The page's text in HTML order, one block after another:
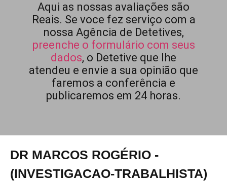
Aqui as nossas avaliações são
Reais. Se voce fez serviço com a
nossa Agência de Detetives,
preenche o formulário com seus
dados, o Detetive que lhe
atendeu e envie a sua opinião que
faremos a conferência e
publicaremos em 24 horas.
DR MARCOS ROGÉRIO -
(INVESTIGACAO-TRABALHISTA)